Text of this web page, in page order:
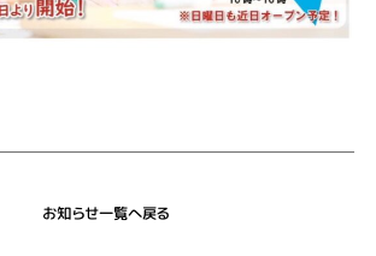
お知らせ一覧へ戻る